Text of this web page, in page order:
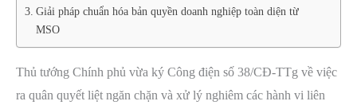
Giải pháp chuẩn hóa bản quyền doanh nghiệp toàn diện từ
MSO
Thủ tướng Chính phủ vừa ký Công điện số 38/CĐ-TTg về việc
ra quân quyết liệt ngăn chặn và xử lý nghiêm các hành vi liên